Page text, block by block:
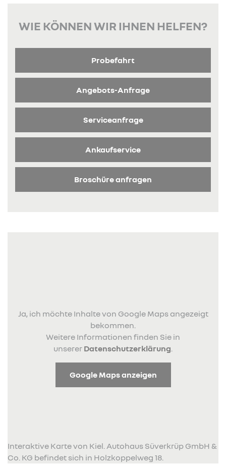
WIE KÖNNEN WIR IHNEN HELFEN?
Probefahrt
Angebots-Anfrage
Serviceanfrage
Ankaufservice
Broschüre anfragen
Ja, ich möchte Inhalte von Google Maps angezeigt
bekommen.
Weitere Informationen finden Sie in
unserer Datenschutzerklärung.
Google Maps anzeigen
Interaktive Karte von Kiel. Autohaus Süverkrüp GmbH &
Co. KG befindet sich in Holzkoppelweg 18.